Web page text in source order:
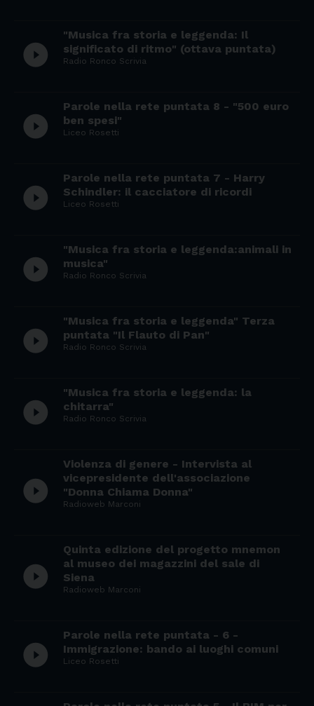
play_circle_filled
"Musica fra storia e leggenda: Il
significato di ritmo" (ottava puntata)
Radio Ronco Scrivia
play_circle_filled
Parole nella rete puntata 8 - "500 euro
ben spesi"
Liceo Rosetti
play_circle_filled
Parole nella rete puntata 7 - Harry
Schindler: il cacciatore di ricordi
Liceo Rosetti
play_circle_filled
"Musica fra storia e leggenda:animali in
musica"
Radio Ronco Scrivia
play_circle_filled
"Musica fra storia e leggenda" Terza
puntata "Il Flauto di Pan"
Radio Ronco Scrivia
play_circle_filled
"Musica fra storia e leggenda: la
chitarra"
Radio Ronco Scrivia
play_circle_filled
Violenza di genere - Intervista al
vicepresidente dell'associazione
"Donna Chiama Donna"
Radioweb Marconi
play_circle_filled
Quinta edizione del progetto mnemon
al museo dei magazzini del sale di
Siena
Radioweb Marconi
play_circle_filled
Parole nella rete puntata - 6 -
Immigrazione: bando ai luoghi comuni
Liceo Rosetti